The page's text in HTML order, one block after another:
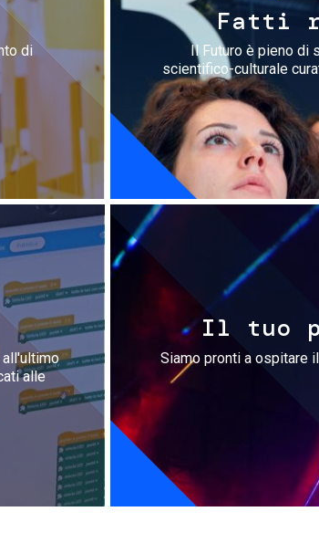
di
Fatti
Il Futuro è pieno di
scientifico-culturale
alle
Il tuo
Siamo pronti a ospitare